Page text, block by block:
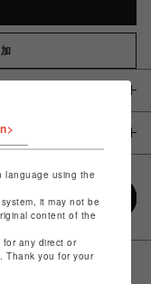
language using the
it may not be
content of the
any direct or
Thank you for your